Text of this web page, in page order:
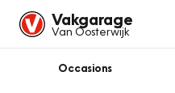
Vakgarage
Van Oosterwijk
Occasions